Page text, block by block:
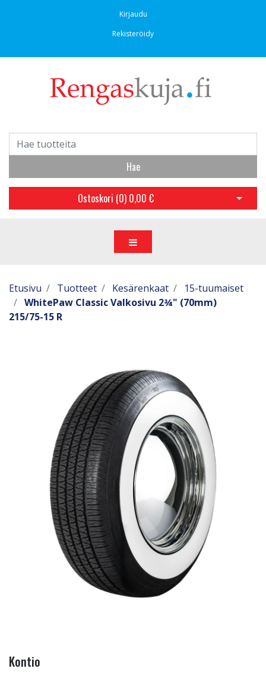
Kirjaudu
Rekisteröidy
Hae
Ostoskori (0) 0,00 € Avaa
Etusivu Tuotteet Kesärenkaat
15-tuumaiset
WhitePaw Classic Valkosivu 2¾" (70mm)
215/75-15 R
Kontio